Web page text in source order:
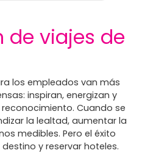
de viajes de
los empleados van más
inspiran, energizan y
Cuando se
la lealtad, aumentar la
medibles. Pero el éxito
y reservar hoteles.